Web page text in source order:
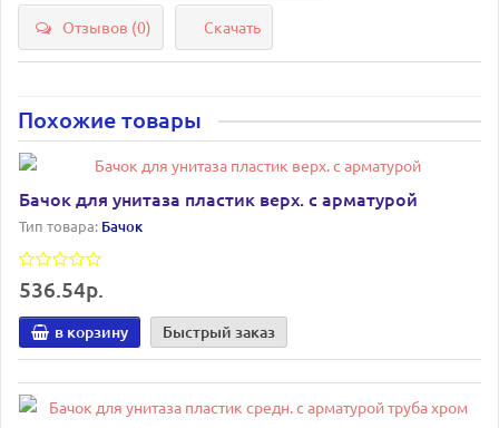
Отзывов (0) Скачать
Похожие товары
Бачок для унитаза пластик верх. с арматурой
Тип товара: Бачок
536.54р.
в корзину Быстрый заказ